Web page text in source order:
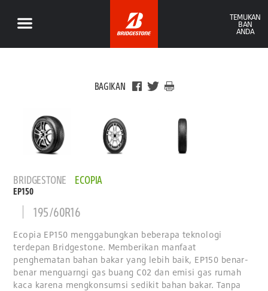
TEMUKAN
BAN
ANDA
BAGIKAN
BRIDGESTONE ECOPIA
EP150
195/60R16
Ecopia EP150 menggabungkan beberapa teknologi
terdepan Bridgestone. Memberikan manfaat
penghematan bahan bakar yang lebih baik, EP150 benar-
benar menguarngi gas buang C02 dan emisi gas rumah
kaca karena mengkonsumsi sedikit bahan bakar. Tanpa